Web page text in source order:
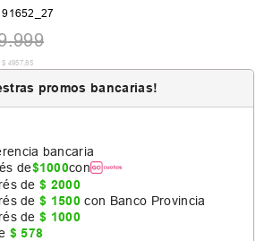
.999
$ 4957,85
promos bancarias!
bancaria
de$1000con
de$ 2000
de$ 1500 con Banco Provincia
de$ 1000
$ 578